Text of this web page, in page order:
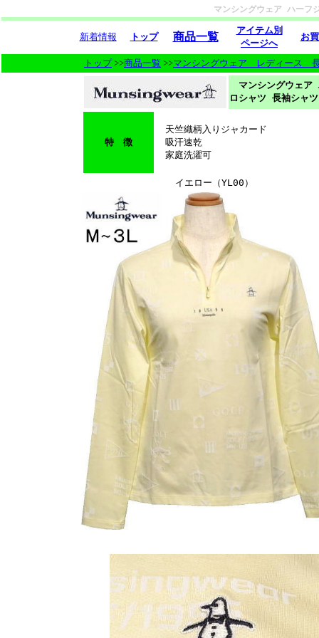
マンシングウェア ハーフ
新着情報 トップ 商品一覧
アイテム別
ページへ
お
トップ>>商品一覧 >>マンシングウェア レディース
マンシングウェ
ロシャツ 長袖シャ
特 徴
天竺織柄入りジャカード
吸汗速乾
家庭洗濯可
イエロー（YL00）